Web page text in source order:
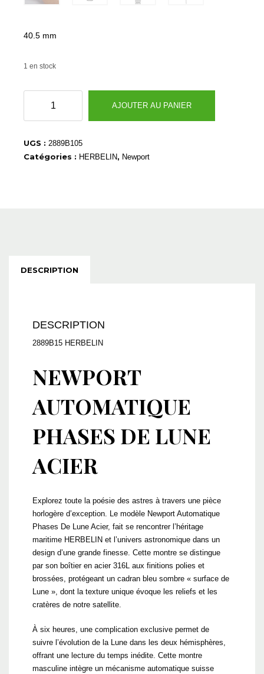
40.5 mm
1 en stock
2889B15
AJOUTER AU PANIER
UGS : 2889B105
Catégories : HERBELIN, Newport
DESCRIPTION
DESCRIPTION
2889B15 HERBELIN
NEWPORT
AUTOMATIQUE
PHASES DE LUNE
ACIER
Explorez toute la poésie des astres à travers une pièce
horlogère d’exception. Le modèle Newport Automatique
Phases De Lune Acier, fait se rencontrer l’héritage
maritime HERBELIN et l’univers astronomique dans un
design d’une grande finesse. Cette montre se distingue
par son boîtier en acier 316L aux finitions polies et
brossées, protégeant un cadran bleu sombre « surface de
Lune », dont la texture unique évoque les reliefs et les
cratères de notre satellite.
À six heures, une complication exclusive permet de
suivre l’évolution de la Lune dans les deux hémisphères,
offrant une lecture du temps inédite. Cette montre
masculine intègre un mécanisme automatique suisse